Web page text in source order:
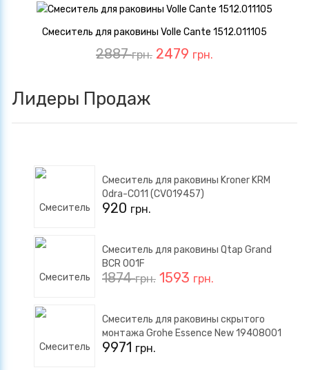
Смеситель для раковины Volle Cante 1512.011105
2887грн. 2479 грн.
Лидеры Продаж
Смеситель для раковины Kroner KRM
Odra-C011 (CV019457)
920 грн.
Смеситель для раковины Qtap Grand
BCR 001F
1874грн. 1593 грн.
Смеситель для раковины скрытого
монтажа Grohe Essence New 19408001
9971 грн.